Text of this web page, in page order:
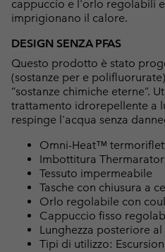
cappuccio e l'orlo regolabili
imprigionano il calore.
DESIGN SENZA PFAS
Questo prodotto è stato
(sostanze per e
“sostanze chimiche eterne”.
trattamento idrorepellente a
respinge l'acqua senza
Omni-Heat™
Imbottitura
Tessuto impermeabile
Tasche con chiusura a
Orlo regolabile con
Cappuccio fisso
Lunghezza posteriore
Tipi di utilizzo: